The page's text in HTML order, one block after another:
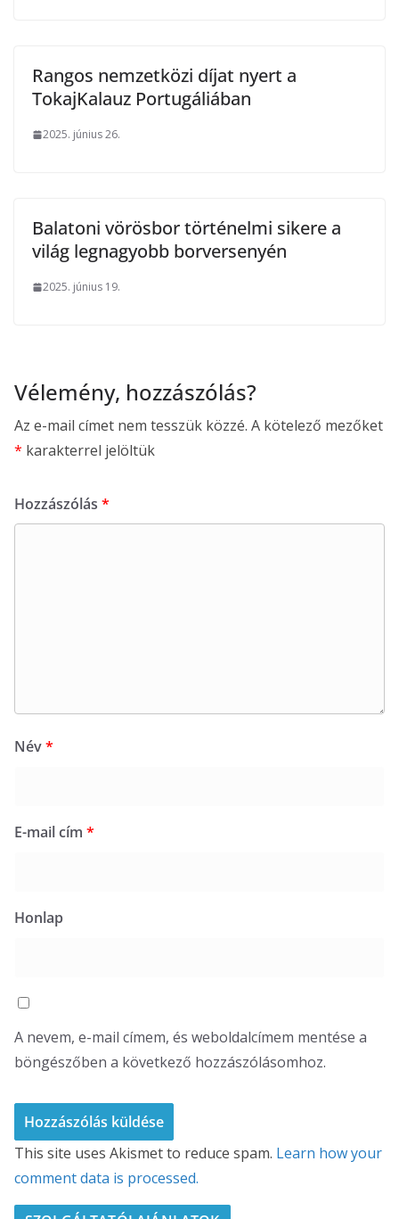
Rangos nemzetközi díjat nyert a
TokajKalauz Portugáliában
2025. június 26.
Balatoni vörösbor történelmi sikere a
világ legnagyobb borversenyén
2025. június 19.
Vélemény, hozzászólás?
Az e-mail címet nem tesszük közzé. A kötelező mezőket
* karakterrel jelöltük
Hozzászólás *
Név*
E-mail cím *
Honlap
A nevem, e-mail címem, és weboldalcímem mentése a
böngészőben a következő hozzászólásomhoz.
This site uses Akismet to reduce spam. Learn how your
comment data is processed.